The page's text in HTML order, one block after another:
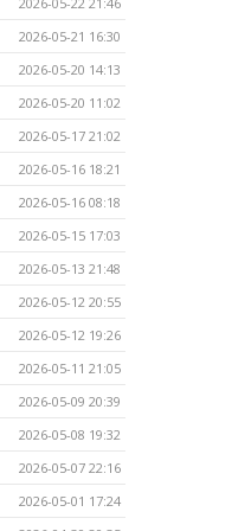
2026-05-21 16:30
2026-05-20 14:13
2026-05-20 11:02
2026-05-17 21:02
2026-05-16 18:21
2026-05-16 08:18
2026-05-15 17:03
2026-05-13 21:48
2026-05-12 20:55
2026-05-12 19:26
2026-05-11 21:05
2026-05-09 20:39
2026-05-08 19:32
2026-05-07 22:16
2026-05-01 17:24